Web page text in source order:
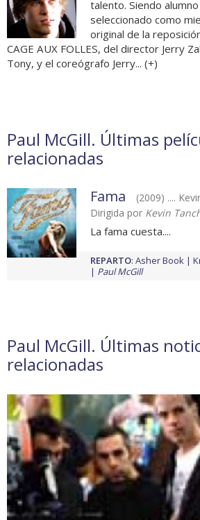
talento. Siendo
seleccionado como
original de la
CAGE AUX FOLLES, del director Jerry
Tony, y el coreógrafo Jerry... (+)
Paul McGill. Últimas
relacionadas
Fama
(2009) ....
Dirigida por Kevin
La fama cuesta....
REPARTO: Asher Book
Paul McGill
Paul McGill. Últimas
relacionadas